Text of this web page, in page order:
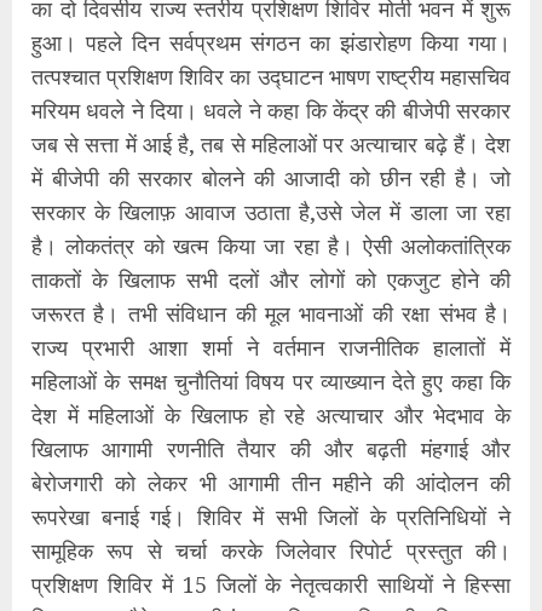
का दो दिवसीय राज्य स्तरीय प्रशिक्षण शिविर मोती भवन में शुरू
हुआ। पहले दिन सर्वप्रथम संगठन का झंडारोहण किया गया।
तत्पश्चात प्रशिक्षण शिविर का उद्घाटन भाषण राष्ट्रीय महासचिव
मरियम धवले ने दिया। धवले ने कहा कि केंद्र की बीजेपी सरकार
जब से सत्ता में आई है, तब से महिलाओं पर अत्याचार बढ़े हैं। देश
में बीजेपी की सरकार बोलने की आजादी को छीन रही है। जो
सरकार के खिलाफ़ आवाज उठाता है,उसे जेल में डाला जा रहा
है। लोकतंत्र को खत्म किया जा रहा है। ऐसी अलोकतांत्रिक
ताकतों के खिलाफ सभी दलों और लोगों को एकजुट होने की
जरूरत है। तभी संविधान की मूल भावनाओं की रक्षा संभव है।
राज्य प्रभारी आशा शर्मा ने वर्तमान राजनीतिक हालातों में
महिलाओं के समक्ष चुनौतियां विषय पर व्याख्यान देते हुए कहा कि
देश में महिलाओं के खिलाफ हो रहे अत्याचार और भेदभाव के
खिलाफ आगामी रणनीति तैयार की और बढ़ती मंहगाई और
बेरोजगारी को लेकर भी आगामी तीन महीने की आंदोलन की
रूपरेखा बनाई गई। शिविर में सभी जिलों के प्रतिनिधियों ने
सामूहिक रूप से चर्चा करके जिलेवार रिपोर्ट प्रस्तुत की।
प्रशिक्षण शिविर में 15 जिलों के नेतृत्वकारी साथियों ने हिस्सा